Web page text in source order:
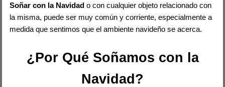
Soñar con la Navidad o con cualquier objeto relacionado con
la misma, puede ser muy común y corriente, especialmente a
medida que sentimos que el ambiente navideño se acerca.
¿Por Qué Soñamos con la
Navidad?